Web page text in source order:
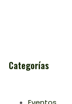
Categorías